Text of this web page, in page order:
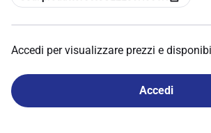
Accedi per visualizzare prezzi e
Accedi